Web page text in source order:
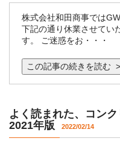
株式会社和田商事ではGW
下記の通り休業させてい
す。 ご迷惑をお・・・
この記事の続きを読む >
よく読まれた、コン
2021年版 2022/02/14